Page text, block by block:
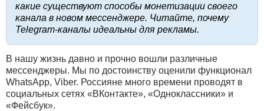
какие существуют способы монетизации своего
канала в новом мессенджере. Читайте, почему
Telegram-каналы идеальны для рекламы.
В нашу жизнь давно и прочно вошли различные
мессенджеры. Мы по достоинству оценили функционал
WhatsApp, Viber. Россияне много времени проводят в
социальных сетях «ВКонтакте», «Одноклассники» и
«Фейсбук».